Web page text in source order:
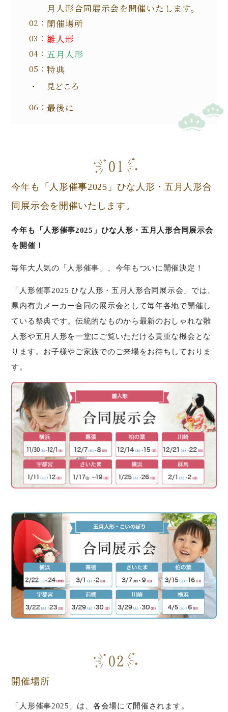
月人形合同展示会を開催いたします。
開催場所
雛人形
五月人形
特典
見どころ
最後に
今年も「人形催事2025」ひな人形・五月人形合
同展示会を開催いたします。
今年も「人形催事2025」ひな人形・五月人形合同展示会
を開催！
毎年大人気の「人形催事」、今年もついに開催決定！
「人形催事2025 ひな人形・五月人形合同展示会」では、
県内有力メーカー合同の展示会として毎年各地で開催し
ている祭典です。伝統的なものから最新のおしゃれな雛
人形や五月人形を一堂にご覧いただける貴重な機会とな
ります。お子様やご家族でのご来場をお待ちしておりま
す。
開催場所
「人形催事2025」は、各会場にて開催されます。